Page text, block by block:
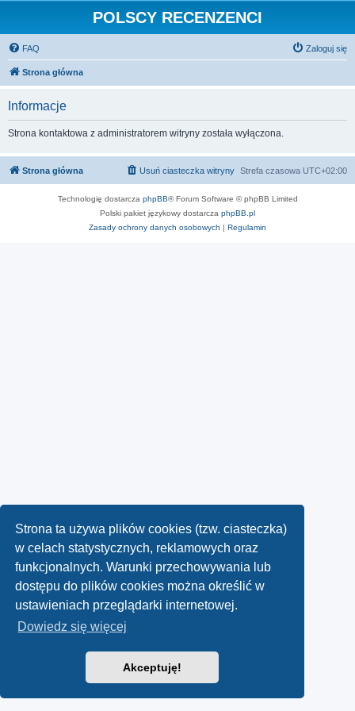
Strona ta używa plików cookies (tzw. ciasteczka)
w celach statystycznych, reklamowych oraz
funkcjonalnych. Warunki przechowywania lub
dostępu do plików cookies można określić w
ustawieniach przeglądarki internetowej.
Dowiedz się więcej
Akceptuję!
POLSCY RECENZENCI
FAQ Zaloguj się
Strona główna
Informacje
Strona kontaktowa z administratorem witryny została wyłączona.
Strona główna Strefa czasowa UTC+02:00
Usuń ciasteczka witryny
Technologię dostarcza phpBB® Forum Software © phpBB Limited
Polski pakiet językowy dostarcza phpBB.pl
Zasady ochrony danych osobowych | Regulamin